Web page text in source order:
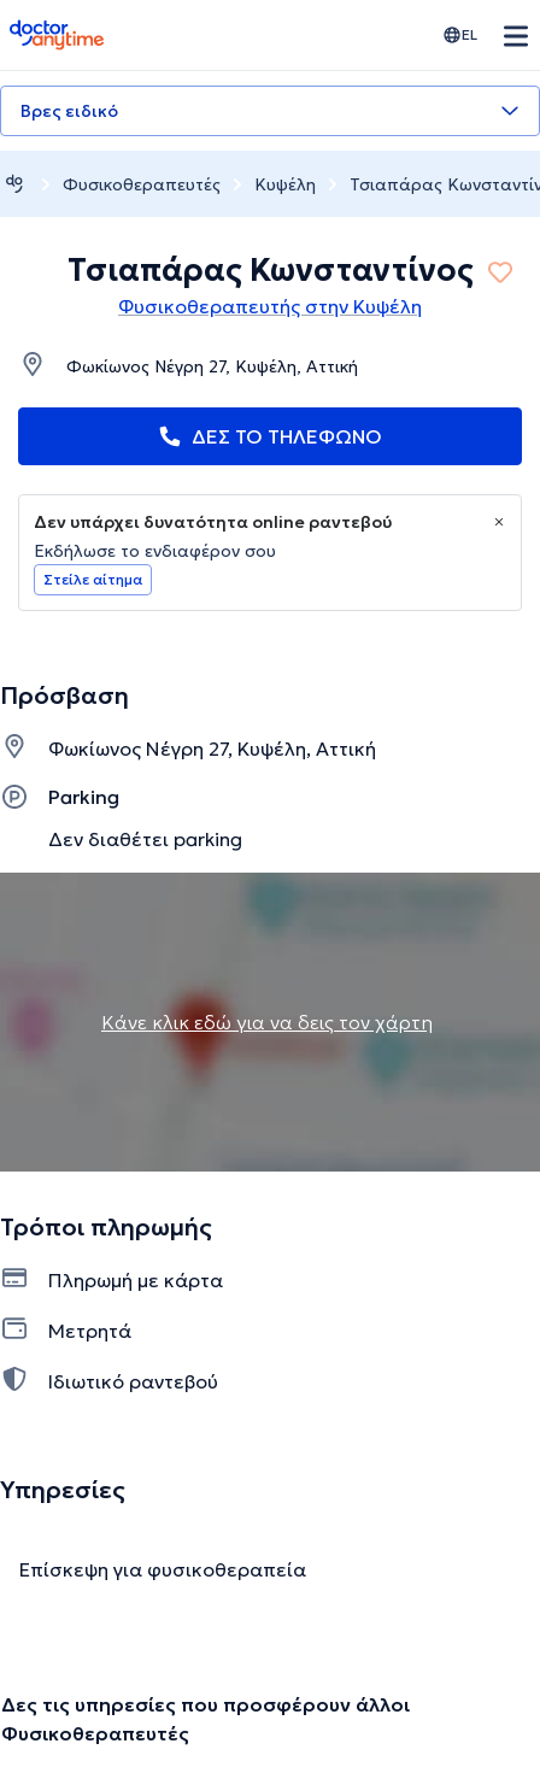
doctoranytime EL
Βρες ειδικό
Φυσικοθεραπευτές Κυψέλη Τσιαπάρας
Τσιαπάρας Κωνσταντίνος
Φυσικοθεραπευτής στην Κυψέλη
Φωκίωνος Νέγρη 27, Κυψέλη, Αττική
ΔΕΣ ΤΟ ΤΗΛΕΦΩΝΟ
Δεν υπάρχει δυνατότητα online ραντεβού
Εκδήλωσε το ενδιαφέρον σου
Στείλε αίτημα
Πρόσβαση
Φωκίωνος Νέγρη 27, Κυψέλη, Αττική
Parking
Δεν διαθέτει parking
Κάνε κλικ εδώ για να δεις τον χάρτη
Τρόποι πληρωμής
Πληρωμή με κάρτα
Μετρητά
Ιδιωτικό ραντεβού
Υπηρεσίες
Επίσκεψη για φυσικοθεραπεία
Δες τις υπηρεσίες που προσφέρουν άλλοι
Φυσικοθεραπευτές